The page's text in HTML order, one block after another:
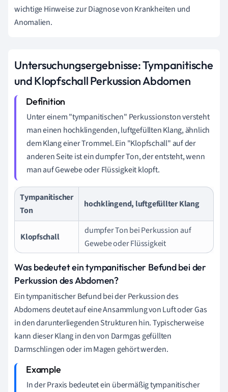
wichtige Hinweise zur Diagnose von Krankheiten und
Anomalien.
Untersuchungsergebnisse: Tympanitische
und Klopfschall Perkussion Abdomen
Unter einem "tympanitischen" Perkussionston versteht
man einen hochklingenden, luftgefüllten Klang, ähnlich
dem Klang einer Trommel. Ein "Klopfschall" auf der
anderen Seite ist ein dumpfer Ton, der entsteht, wenn
man auf Gewebe oder Flüssigkeit klopft.
Tympanitischer
Ton
hochklingend, luftgefüllter Klang
Klopfschall
dumpfer Ton bei Perkussion auf
Gewebe oder Flüssigkeit
Was bedeutet ein tympanitischer Befund bei der
Perkussion des Abdomen?
Ein tympanitischer Befund bei der Perkussion des
Abdomens deutet auf eine Ansammlung von Luft oder Gas
in den darunterliegenden Strukturen hin. Typischerweise
kann dieser Klang in den von Darmgas gefüllten
Darmschlingen oder im Magen gehört werden.
In der Praxis bedeutet ein übermäßig tympanitischer